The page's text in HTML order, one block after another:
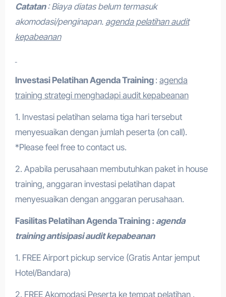
Catatan: Biaya diatas belum termasuk
akomodasi/penginapan. agenda pelatihan audit
kepabeanan
Investasi PelatihanAgenda Training : agenda
training strategi menghadapi audit kepabeanan
1. Investasi pelatihan selama tiga hari tersebut
menyesuaikan dengan jumlah peserta (on call).
*Please feel free to contact us.
2. Apabila perusahaan membutuhkan paket in house
training, anggaran investasi pelatihan dapat
menyesuaikan dengan anggaran perusahaan.
Fasilitas PelatihanAgenda Training : agenda
training antisipasi audit kepabeanan
1. FREE Airport pickup service (Gratis Antar jemput
Hotel/Bandara)
2. FREE Akomodasi Peserta ke tempat pelatihan .